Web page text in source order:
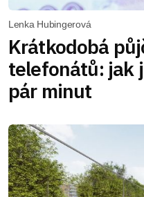
Lenka Hubingerová
Krátkodobá
telefonátů: jak
pár minut